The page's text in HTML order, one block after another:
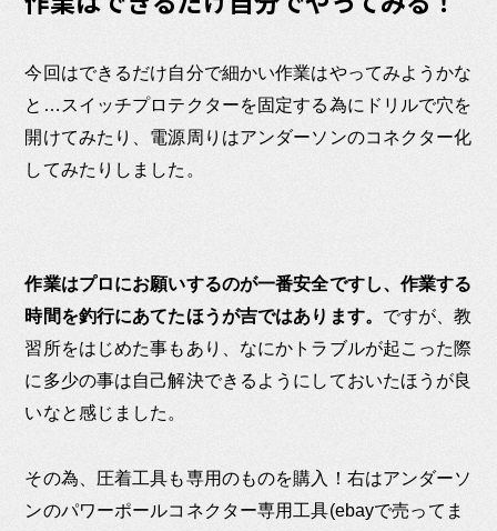
今回はできるだけ自分で細かい作業はやってみようかな
と…スイッチプロテクターを固定する為にドリルで穴を
開けてみたり、電源周りはアンダーソンのコネクター化
してみたりしました。
作業はプロにお願いするのが一番安全ですし、作業する
時間を釣行にあてたほうが吉ではあります。 ですが、教
習所をはじめた事もあり、なにかトラブルが起こった際
に多少の事は自己解決できるようにしておいたほうが良
いなと感じました。
その為、圧着工具も専用のものを購入！右はアンダーソ
ンのパワーポールコネクター専用工具(ebayで売ってま